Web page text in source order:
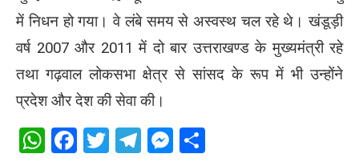
में निधन हो गया। वे लंबे समय से अस्वस्थ चल रहे थे। खंडूड़ी
वर्ष 2007 और 2011 में दो बार उत्तराखण्ड के मुख्यमंत्री रहे
तथा गढ़वाल लोकसभा क्षेत्र से सांसद के रूप में भी उन्होंने
प्रदेश और देश की सेवा की।
WhatsApp
Facebook
Twitter
Telegram
Messenger